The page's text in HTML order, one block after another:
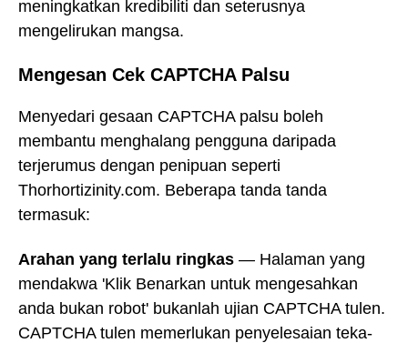
meningkatkan kredibiliti dan seterusnya
mengelirukan mangsa.
Mengesan Cek CAPTCHA Palsu
Menyedari gesaan CAPTCHA palsu boleh
membantu menghalang pengguna daripada
terjerumus dengan penipuan seperti
Thorhortizinity.com. Beberapa tanda tanda
termasuk:
Arahan yang terlalu ringkas — Halaman yang
mendakwa 'Klik Benarkan untuk mengesahkan
anda bukan robot' bukanlah ujian CAPTCHA tulen.
CAPTCHA tulen memerlukan penyelesaian teka-